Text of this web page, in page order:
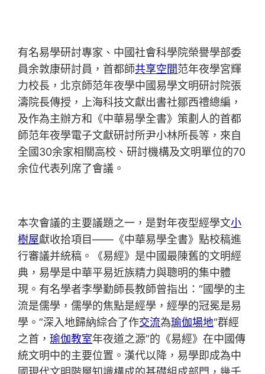
有名易學研討專家、中國社會科學院榮譽學部委
員余敦康研討員，首都師共享空間范年夜學宮輝
力校長，北京師范年夜學中國易學文明研討院張
濤院長傳授，上海科技文獻出書社鄒西禮總編，
及作為主辦方和《中華易學全書》策劃人的首都
師范年夜學電子文獻研討所尹小林所長等，來自
全國30余家相關高校、研討機構及文明單位的70
余位代表列席了會議。
本次會議的主要議題之一，是對年夜型經學文小
樹屋獻收拾項目——《中華易學全書》點校稿進
行審議并統稿。《易經》是中國最陳舊的文明經
典，易學是中華平易近族精力與聰明的集中體
現。有名學者李學勤師長教師曾指出：“國學的主
流是儒學，儒學的焦點是經學，經學的冠冕是易
學。”深入地歸納綜合了作交流為瑜伽場地“群經
之首，瑜伽教室年夜道之源”的《易經》在中國傳
統文明中的主要位置。漢代以降，易學即成為中